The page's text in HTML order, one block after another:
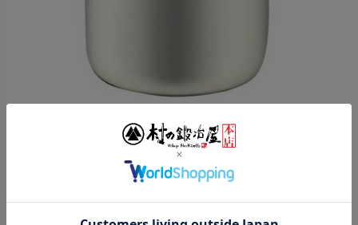
ご購入はこちら！